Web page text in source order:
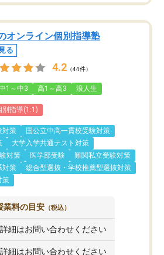
オンライン個別指導塾
る
4.2 （44件）
1～中3 高1～高3 浪人生
別指導(1:1)
対策
国公立中高一貫校受験対策
大学入学共通テスト対策
対策
医学部受験
難関私立受験対策
対策
総合型選抜・学校推薦型選抜対策
策
業料の目安 （税込）
詳細はお問い合わせください
詳細はお問い合わせください